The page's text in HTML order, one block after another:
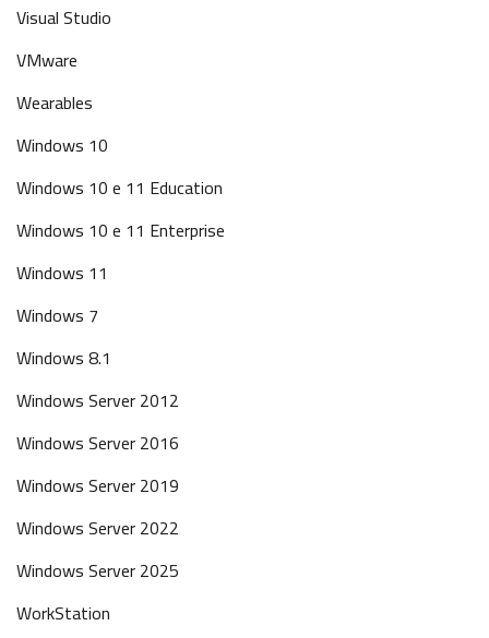
Visual Studio
VMware
Wearables
Windows 10
Windows 10 e 11 Education
Windows 10 e 11 Enterprise
Windows 11
Windows 7
Windows 8.1
Windows Server 2012
Windows Server 2016
Windows Server 2019
Windows Server 2022
Windows Server 2025
WorkStation